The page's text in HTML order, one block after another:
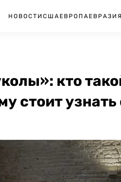
НОВОСТИ США ЕВРОПА ЕВРАЗИЯ
кто
стоит узнать